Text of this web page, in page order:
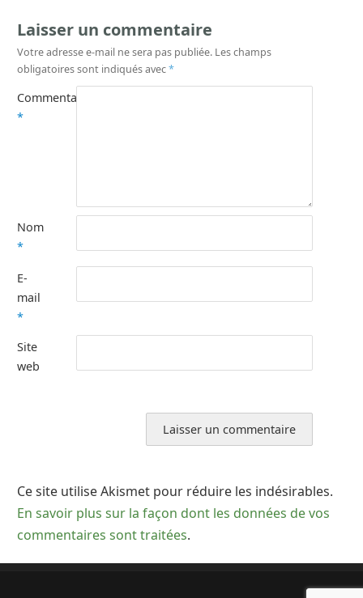
Laisser un commentaire
Votre adresse e-mail ne sera pas publiée. Les champs
obligatoires sont indiqués avec*
Commentaire
*
Nom
*
E-
mail
*
Site
web
Ce site utilise Akismet pour réduire les indésirables.
En savoir plus sur la façon dont les données de vos
commentaires sont traitées.